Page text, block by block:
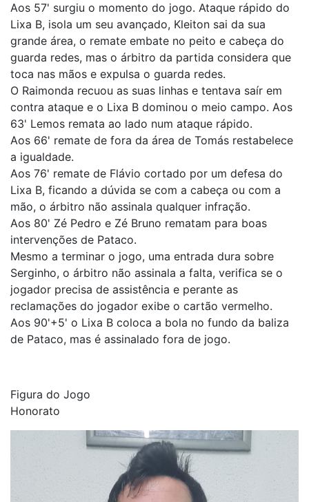
Aos 57' surgiu o momento do jogo. Ataque rápido do
Lixa B, isola um seu avançado, Kleiton sai da sua
grande área, o remate embate no peito e cabeça do
guarda redes, mas o árbitro da partida considera que
toca nas mãos e expulsa o guarda redes.
O Raimonda recuou as suas linhas e tentava saír em
contra ataque e o Lixa B dominou o meio campo. Aos
63' Lemos remata ao lado num ataque rápido.
Aos 66' remate de fora da área de Tomás restabelece
a igualdade.
Aos 76' remate de Flávio cortado por um defesa do
Lixa B, ficando a dúvida se com a cabeça ou com a
mão, o árbitro não assinala qualquer infração.
Aos 80' Zé Pedro e Zé Bruno rematam para boas
intervenções de Pataco.
Mesmo a terminar o jogo, uma entrada dura sobre
Serginho, o árbitro não assinala a falta, verifica se o
jogador precisa de assistência e perante as
reclamações do jogador exibe o cartão vermelho.
Aos 90'+5' o Lixa B coloca a bola no fundo da baliza
de Pataco, mas é assinalado fora de jogo.
Figura do Jogo
Honorato